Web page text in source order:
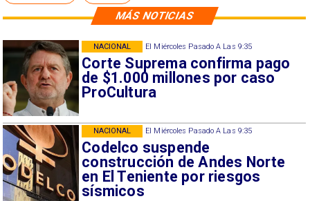
MÁS NOTICIAS
El Miércoles Pasado A Las 9:35
Corte Suprema confirma pago
de $1.000 millones por caso
ProCultura
NACIONAL
El Miércoles Pasado A Las 9:35
Codelco suspende
construcción de Andes Norte
en El Teniente por riesgos
sísmicos
NACIONAL